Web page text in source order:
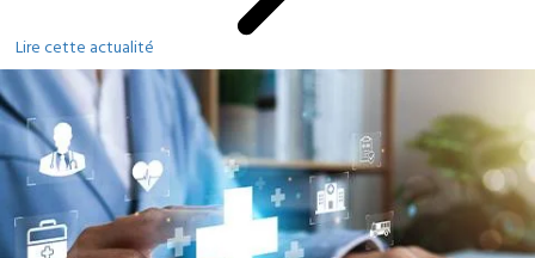
Lire cette actualité